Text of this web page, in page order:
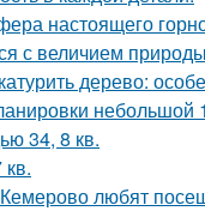
настоящего
с величием
дерево:
небольшой
34, 8 кв.
любят